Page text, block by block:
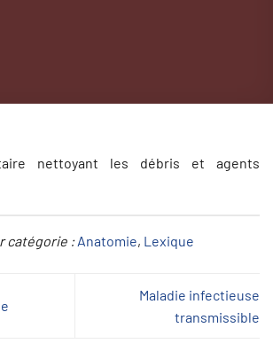
nettoyant les débris et agents
catégorie :Anatomie, Lexique
Maladie infectieuse
transmissible